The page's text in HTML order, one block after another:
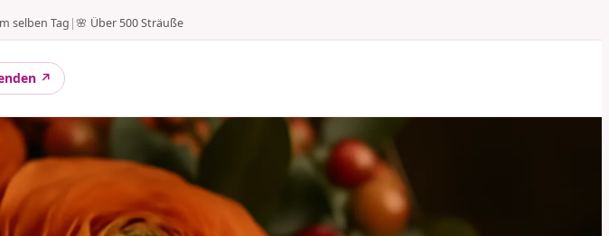
selben Tag |🌸 Über 500 Sträuße
↗